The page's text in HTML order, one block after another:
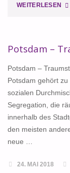
WEITERLESEN
…"
Potsdam –
Potsdam –
Potsdam gehört
sozialen
Segregation, die
innerhalb des
den meisten
neue …
24. MAI 2018